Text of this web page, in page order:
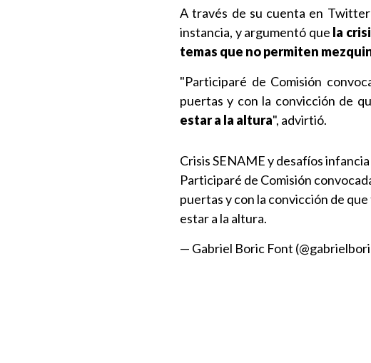
A través de su cuenta en Twitter
instancia, y argumentó que la
temas que no permiten
"Participaré de Comisión
puertas y con la convicción de
estar a la altura", advirtió.
Crisis SENAME y desafíos
Participaré de Comisión
puertas y con la convicción de
estar a la altura.
— Gabriel Boric Font